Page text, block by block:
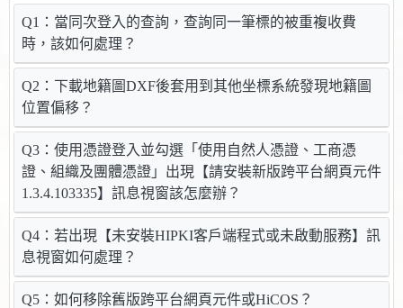
Q1：當同次登入的查詢，查詢同一筆標的被重複收費
時，該如何處理？
Q2：下載地籍圖DXF後套用到其他坐標系統發現地籍圖
位置偏移？
Q3：使用憑證登入並勾選「使用自然人憑證、工商憑
證、組織及團體憑證」出現【請安裝新版跨平台網頁元件
1.3.4.103335】訊息視窗該怎麼辦？
Q4：若出現【未安裝HIPKI客戶端程式或未啟動服務】訊
息視窗如何處理？
Q5：如何移除舊版跨平台網頁元件或HiCOS？